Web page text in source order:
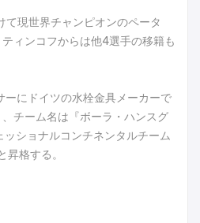
現世界チャンピオンのペータ
ィンコフからは他4選手の移籍も
ーにドイツの水栓金具メーカーで
チーム名は『ボーラ・ハンスグ
ッショナルコンチネンタルチーム
昇格する。